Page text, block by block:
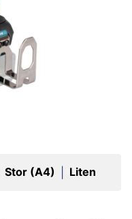
Stor (A4) Liten